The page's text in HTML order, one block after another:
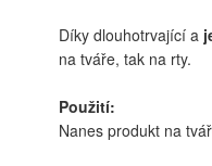
Díky dlouhotrvající a
na tváře, tak na rty.
Použití:
Nanes produkt na